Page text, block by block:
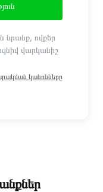
նրանք, ովքեր
վարկանիշ
կանոնները